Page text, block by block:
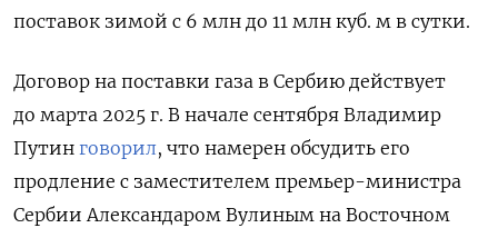
поставок зимой с 6 млн до 11 млн куб. м в сутки.
Договор на поставки газа в Сербию действует
до марта 2025 г. В начале сентября Владимир
Путин говорил, что намерен обсудить его
продление с заместителем премьер-министра
Сербии Александаром Вулиным на Восточном